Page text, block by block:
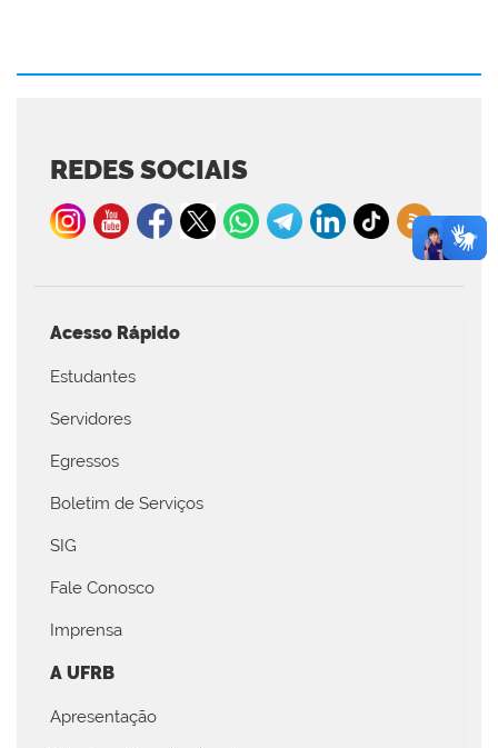
REDES SOCIAIS
Acesso Rápido
Estudantes
Servidores
Egressos
Boletim de Serviços
SIG
Fale Conosco
Imprensa
A UFRB
Apresentação